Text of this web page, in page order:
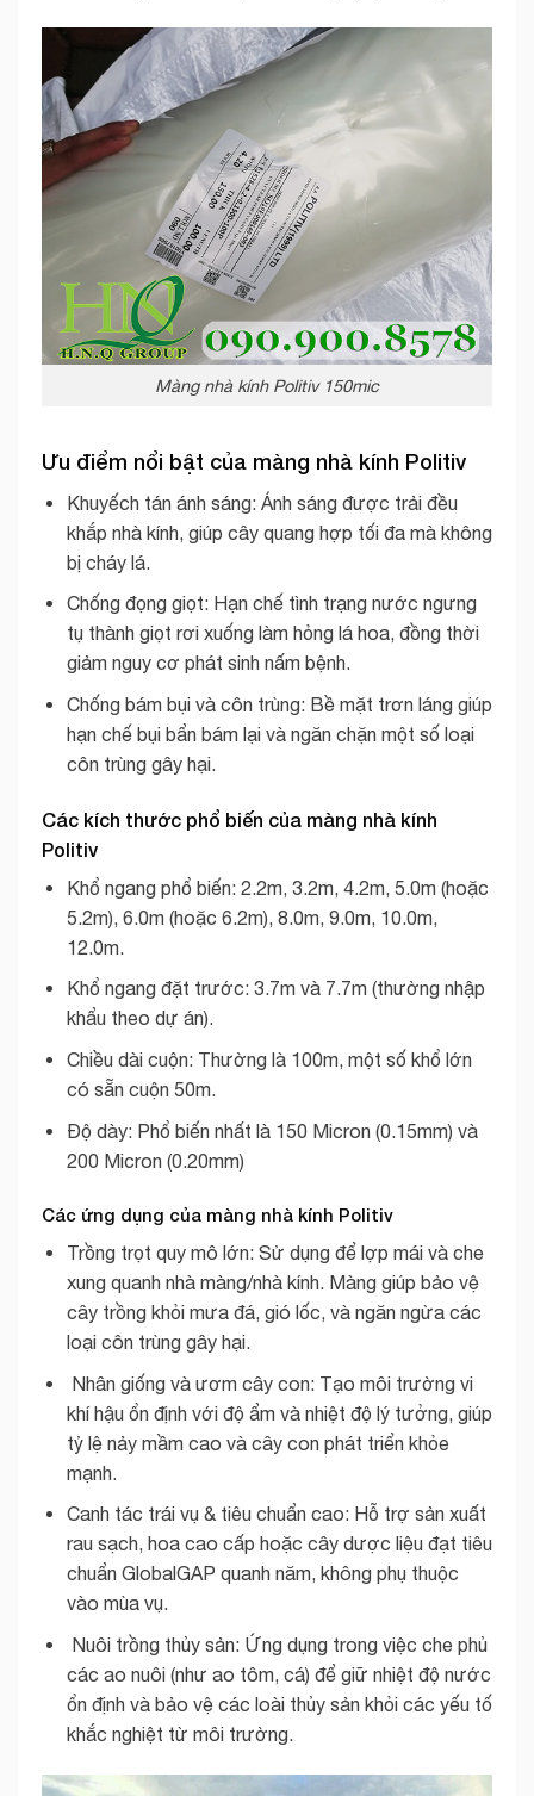
Màng nhà kính Politiv 150mic
Ưu điểm nổi bật của màng nhà kính Politiv
Khuyếch tán ánh sáng: Ánh sáng được trải đều
khắp nhà kính, giúp cây quang hợp tối đa mà không
bị cháy lá.
Chống đọng giọt: Hạn chế tình trạng nước ngưng
tụ thành giọt rơi xuống làm hỏng lá hoa, đồng thời
giảm nguy cơ phát sinh nấm bệnh.
Chống bám bụi và côn trùng: Bề mặt trơn láng giúp
hạn chế bụi bẩn bám lại và ngăn chặn một số loại
côn trùng gây hại.
Các kích thước phổ biến của màng nhà kính
Politiv
Khổ ngang phổ biến:2.2m, 3.2m, 4.2m, 5.0m (hoặc
5.2m), 6.0m (hoặc 6.2m), 8.0m, 9.0m, 10.0m,
12.0m.
Khổ ngang đặt trước:3.7m và 7.7m (thường nhập
khẩu theo dự án).
Chiều dài cuộn:Thường là 100m, một số khổ lớn
có sẵn cuộn 50m.
Độ dày:Phổ biến nhất là 150 Micron (0.15mm) và
200 Micron (0.20mm)
Các ứng dụng của màng nhà kính Politiv
Trồng trọt quy mô lớn: Sử dụng để lợp mái và che
xung quanh nhà màng/nhà kính. Màng giúp bảo vệ
cây trồng khỏi mưa đá, gió lốc, và ngăn ngừa các
loại côn trùng gây hại.
Nhân giống và ươm cây con: Tạo môi trường vi
khí hậu ổn định với độ ẩm và nhiệt độ lý tưởng, giúp
tỷ lệ nảy mầm cao và cây con phát triển khỏe
mạnh.
Canh tác trái vụ & tiêu chuẩn cao: Hỗ trợ sản xuất
rau sạch, hoa cao cấp hoặc cây dược liệu đạt tiêu
chuẩn GlobalGAP quanh năm, không phụ thuộc
vào mùa vụ.
Nuôi trồng thủy sản: Ứng dụng trong việc che phủ
các ao nuôi (như ao tôm, cá) để giữ nhiệt độ nước
ổn định và bảo vệ các loài thủy sản khỏi các yếu tố
khắc nghiệt từ môi trường.